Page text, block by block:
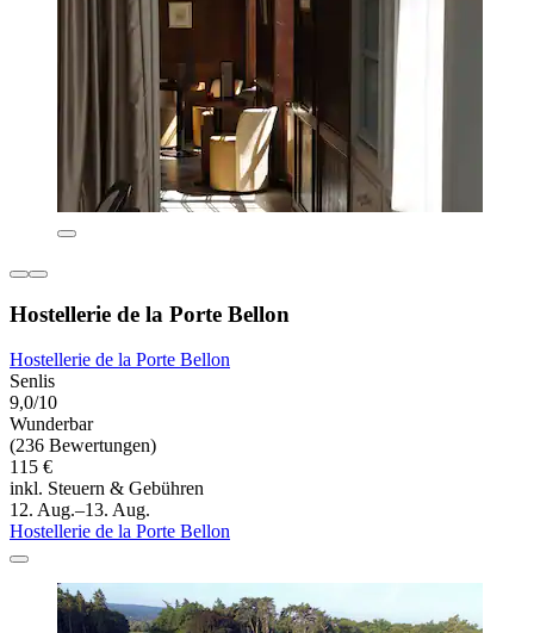
Hostellerie de la Porte Bellon
Hostellerie de la Porte Bellon
Senlis
9,0/10
Wunderbar
(236 Bewertungen)
115 €
inkl. Steuern & Gebühren
12. Aug.–13. Aug.
Hostellerie de la Porte Bellon